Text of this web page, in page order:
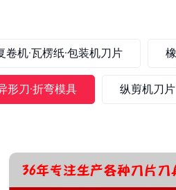
卷机·瓦楞纸·包装机刀片
形刀·折弯模具 纵剪机刀片